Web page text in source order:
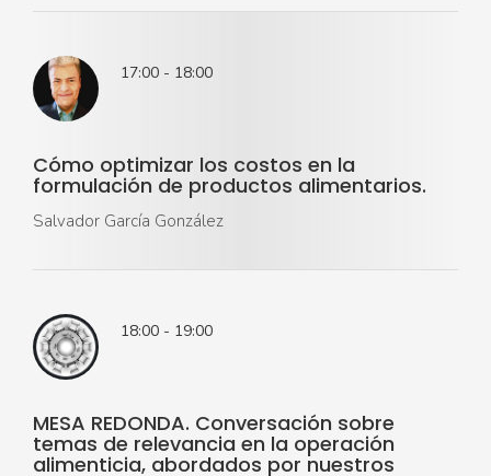
17:00 - 18:00
Cómo optimizar los costos en la
formulación de productos alimentarios.
Salvador García González
18:00 - 19:00
MESA REDONDA. Conversación sobre
temas de relevancia en la operación
alimenticia, abordados por nuestros